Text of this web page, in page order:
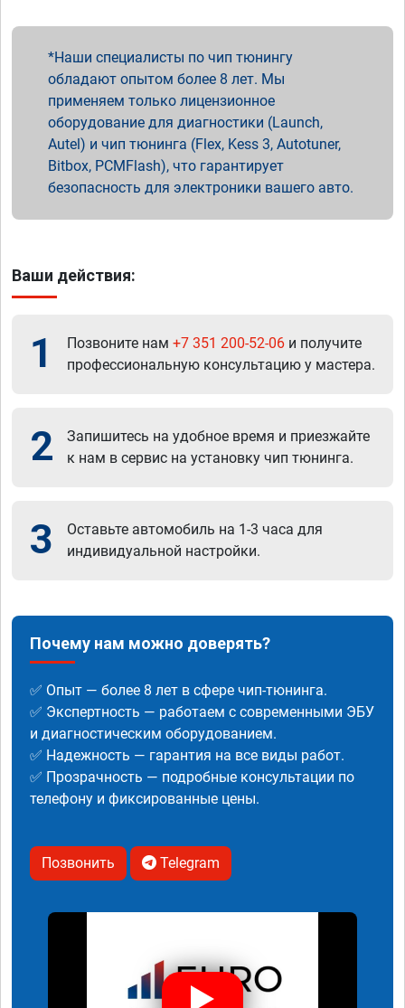
Наши специалисты по чип тюнингу
обладают опытом более 8 лет. Мы
применяем только лицензионное
оборудование для диагностики (Launch,
Autel) и чип тюнинга (Flex, Kess 3, Autotuner,
Bitbox, PCMFlash), что гарантирует
безопасность для электроники вашего авто.
Ваши действия:
1 Позвоните нам +7 351 200-52-06 и получите
профессиональную консультацию у мастера.
2
Запишитесь на удобное время и приезжайте
к нам в сервис на установку чип тюнинга.
3
Оставьте автомобиль на 1-3 часа для
индивидуальной настройки.
Почему нам можно доверять?
✅ Опыт — более 8 лет в сфере чип-тюнинга.
✅ Экспертность — работаем с современными ЭБУ
и диагностическим оборудованием.
✅ Надежность — гарантия на все виды работ.
✅ Прозрачность — подробные консультации по
телефону и фиксированные цены.
Позвонить Telegram